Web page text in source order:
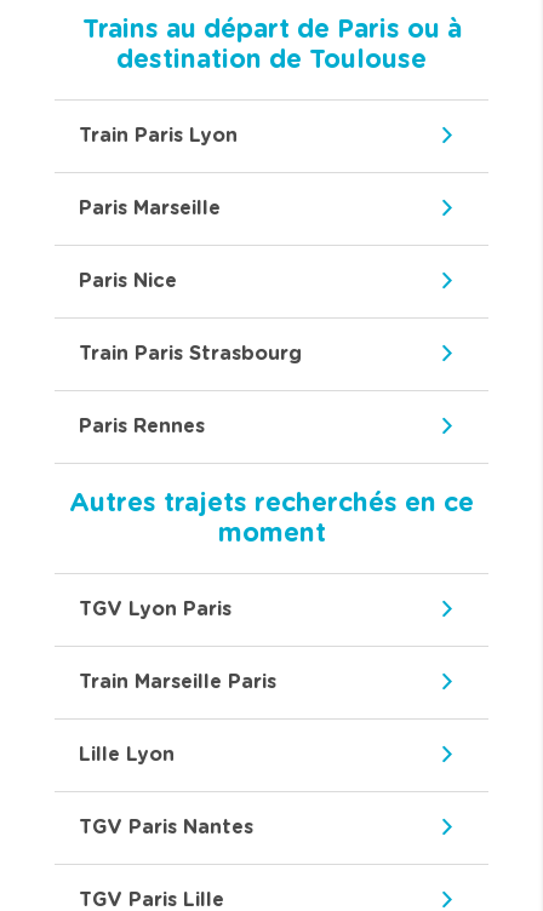
Trains au départ de Paris ou à
destination de Toulouse
Train Paris Lyon
Paris Marseille
Paris Nice
Train Paris Strasbourg
Paris Rennes
Autres trajets recherchés en ce
moment
TGV Lyon Paris
Train Marseille Paris
Lille Lyon
TGV Paris Nantes
TGV Paris Lille